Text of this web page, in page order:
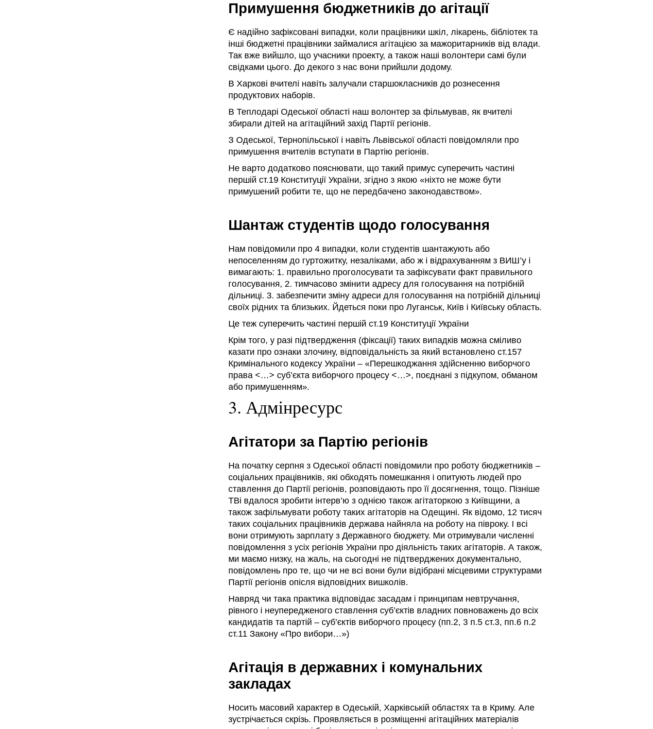
Примушення бюджетників до агітації
Є надійно зафіксовані випадки, коли працівники шкіл, лікарень, бібліотек та
інші бюджетні працівники займалися агітацією за мажоритарників від влади.
Так вже вийшло, що учасники проекту, а також наші волонтери самі були
свідками цього. До декого з нас вони прийшли додому.
В Харкові вчителі навіть залучали старшокласників до рознесення
продуктових наборів.
В Теплодарі Одеської області наш волонтер за фільмував, як вчителі
збирали дітей на агітаційний захід Партії регіонів.
З Одеської, Тернопільської і навіть Львівської області повідомляли про
примушення вчителів вступати в Партію регіонів.
Не варто додатково пояснювати, що такий примус суперечить частині
першій ст.19 Конституції України, згідно з якою «ніхто не може бути
примушений робити те, що не передбачено законодавством».
Шантаж студентів щодо голосування
Нам повідомили про 4 випадки, коли студентів шантажують або
непоселенням до гуртожитку, незаліками, або ж і відрахуванням з ВИШ’у і
вимагають: 1. правильно проголосувати та зафіксувати факт правильного
голосування, 2. тимчасово змінити адресу для голосування на потрібній
дільниці. 3. забезпечити зміну адреси для голосування на потрібній дільниці
своїх рідних та близьких. Йдеться поки про Луганськ, Київ і Київську область.
Це теж суперечить частині першій ст.19 Конституції України
Крім того, у разі підтвердження (фіксації) таких випадків можна сміливо
казати про ознаки злочину, відповідальність за який встановлено ст.157
Кримінального кодексу України – «Перешкоджання здійсненню виборчого
права <…> суб’єкта виборчого процесу <…>, поєднані з підкупом, обманом
або примушенням».
3. Адмінресурс
Агітатори за Партію регіонів
На початку серпня з Одеської області повідомили про роботу бюджетників –
соціальних працівників, які обходять помешкання і опитують людей про
ставлення до Партії регіонів, розповідають про її досягнення, тощо. Пізніше
ТВі вдалося зробити інтерв’ю з однією також агітаторкою з Київщини, а
також зафільмувати роботу таких агітаторів на Одещині. Як відомо, 12 тисяч
таких соціальних працівників держава найняла на роботу на півроку. І всі
вони отримують зарплату з Державного бюджету. Ми отримували численні
повідомлення з усіх регіонів України про діяльність таких агітаторів. А також,
ми маємо низку, на жаль, на сьогодні не підтверджених документально,
повідомлень про те, що чи не всі вони були відібрані місцевими структурами
Партії регіонів опісля відповідних вишколів.
Навряд чи така практика відповідає засадам і принципам невтручання,
рівного і неупередженого ставлення суб’єктів владних повноважень до всіх
кандидатів та партій – суб’єктів виборчого процесу (пп.2, 3 п.5 ст.3, пп.6 п.2
ст.11 Закону «Про вибори…»)
Агітація в державних і комунальних
закладах
Носить масовий характер в Одеській, Харківській областях та в Криму. Але
зустрічається скрізь. Проявляється в розміщенні агітаційних матеріалів